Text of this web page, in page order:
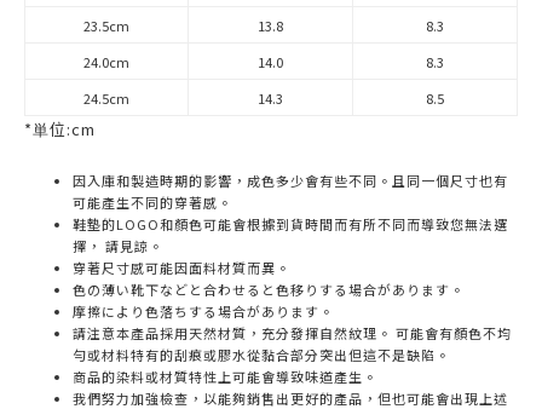
23.5cm
13.8
8.3
24.0cm
14.0
8.3
24.5cm
14.3 8.5
*単位:cm
因入庫和製造時期的影響，成色多少會有些不同。且同一個尺寸也有
可能產生不同的穿著感。
鞋墊的LOGO和顏色可能會根據到貨時間而有所不同而導致您無法選
擇， 請見諒。
穿著尺寸感可能因面料材質而異。
色の薄い靴下などと合わせると色移りする場合があります。
摩擦により色落ちする場合があります。
請注意本產品採用天然材質，充分發揮自然紋理。 可能會有顏色不均
勻或材料特有的刮痕或膠水從黏合部分突出但這不是缺陷。
商品的染料或材質特性上可能會導致味道產生。
我們努力加強檢查，以能夠銷售出更好的產品，但也可能會出現上述